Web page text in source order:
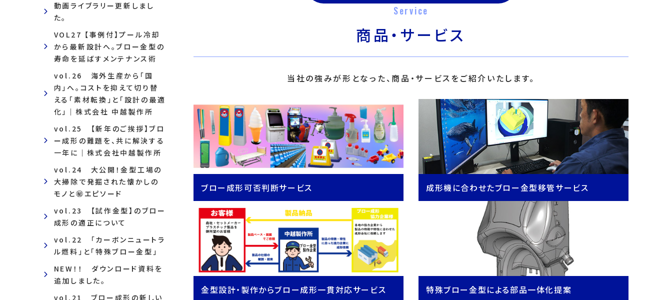
動画ライブラリー更新しまし
た。
VOL27 【事例付】プール冷却
から最新設計へ。ブロー金型の
寿命を延ばすメンテナンス術
vol.26 海外生産から「国
内」へ。コストを抑えて切り替
える「素材転換」と「設計の最適
化」｜株式会社 中越製作所
vol.25 【新年のご挨拶】ブロ
ー成形の難題を、共に解決する
一年に｜株式会社中越製作所
vol.24 大公開！金型工場の
大掃除で発掘された懐かしの
モノと㊙エピソード
vol.23 【試作金型】のブロー
成形の適正について
vol.22 「カーボンニュートラ
ル燃料」と「特殊ブロー金型」
NEW！！ ダウンロード資料を
追加しました。
vol.21 ブロー成形の新しい
Service
商品・サービス
当社の強みが形となった、商品・サービスをご紹介いたします。
ブロー成形可否判断サービス 成形機に合わせたブロー金型移管サービス
金型設計・製作からブロー成形一貫対応サービス 特殊ブロー金型による部品一体化提案